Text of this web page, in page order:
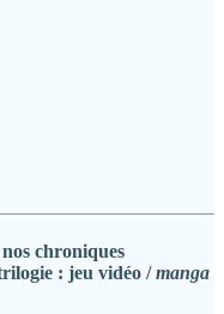
chroniques
: jeu vidéo /manga